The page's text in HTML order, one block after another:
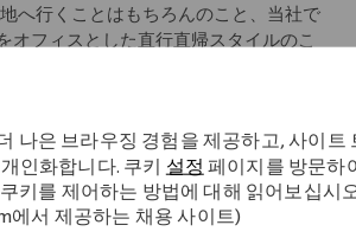
나은 브라우징 경험을 제공하고, 사이트
인화합니다. 쿠키 설정페이지를 방문하
키를 제어하는 방법에 대해 읽어보십시
에서 제공하는 채용 사이트)
へ行くことはもちろんのこと、当社で
オフィスとした直行直帰スタイルのこ
うに」というコンセプトの元、始まり
イントラネットから学術文献などのナ
輩社員の同行を中心としたOJT等、一